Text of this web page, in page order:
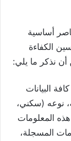
أساسية
الكفاءة
نذكر ما يلي:
البيانات
نوعه (سكني،
المعلومات
المسجلة،